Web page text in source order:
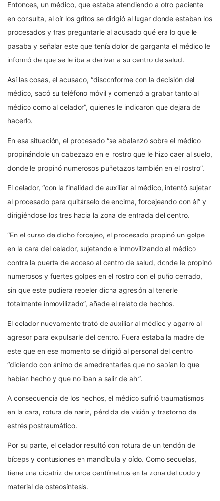
Entonces, un médico, que estaba atendiendo a otro paciente
en consulta, al oír los gritos se dirigió al lugar donde estaban los
procesados y tras preguntarle al acusado qué era lo que le
pasaba y señalar este que tenía dolor de garganta el médico le
informó de que se le iba a derivar a su centro de salud.
Así las cosas, el acusado, “disconforme con la decisión del
médico, sacó su teléfono móvil y comenzó a grabar tanto al
médico como al celador”, quienes le indicaron que dejara de
hacerlo.
En esa situación, el procesado “se abalanzó sobre el médico
propinándole un cabezazo en el rostro que le hizo caer al suelo,
donde le propinó numerosos puñetazos también en el rostro”.
El celador, “con la finalidad de auxiliar al médico, intentó sujetar
al procesado para quitárselo de encima, forcejeando con él” y
dirigiéndose los tres hacia la zona de entrada del centro.
“En el curso de dicho forcejeo, el procesado propinó un golpe
en la cara del celador, sujetando e inmovilizando al médico
contra la puerta de acceso al centro de salud, donde le propinó
numerosos y fuertes golpes en el rostro con el puño cerrado,
sin que este pudiera repeler dicha agresión al tenerle
totalmente inmovilizado”, añade el relato de hechos.
El celador nuevamente trató de auxiliar al médico y agarró al
agresor para expulsarle del centro. Fuera estaba la madre de
este que en ese momento se dirigió al personal del centro
“diciendo con ánimo de amedrentarles que no sabían lo que
habían hecho y que no iban a salir de ahí”.
A consecuencia de los hechos, el médico sufrió traumatismos
en la cara, rotura de nariz, pérdida de visión y trastorno de
estrés postraumático.
Por su parte, el celador resultó con rotura de un tendón de
bíceps y contusiones en mandíbula y oído. Como secuelas,
tiene una cicatriz de once centímetros en la zona del codo y
material de osteosíntesis.